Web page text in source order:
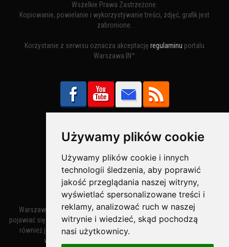
Używamy plików cookie
Używamy plików cookie i innych
technologii śledzenia, aby poprawić
jakość przeglądania naszej witryny,
wyświetlać spersonalizowane treści i
reklamy, analizować ruch w naszej
witrynie i wiedzieć, skąd pochodzą
nasi użytkownicy.
Wszelkie Prawa Zastrzeżone.
Kopiowanie, powielanie i wykorzystywanie treści, zdjęć, grafik jest
zabronione.
Korzystanie z serwisu oznacza akceptację regulaminu portalu
Warszawa.IN™
Bezpieczne Płatności obsługuje:
Warszawa – miasto stołeczne Warszawa. Nazwa miasta zaczęła
pojawiać się w dokumentach w XIV wieku jako Warszewa, a od XV wieku
również jako Warszowa. Zmiana nazwy na Warszawa w XV wieku
wynikała z mazowieckiej wymowy dialektycznej.